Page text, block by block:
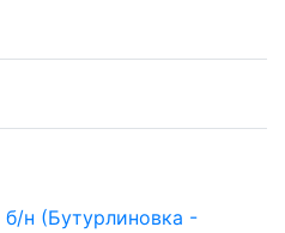
б/н (Бутурлиновка -